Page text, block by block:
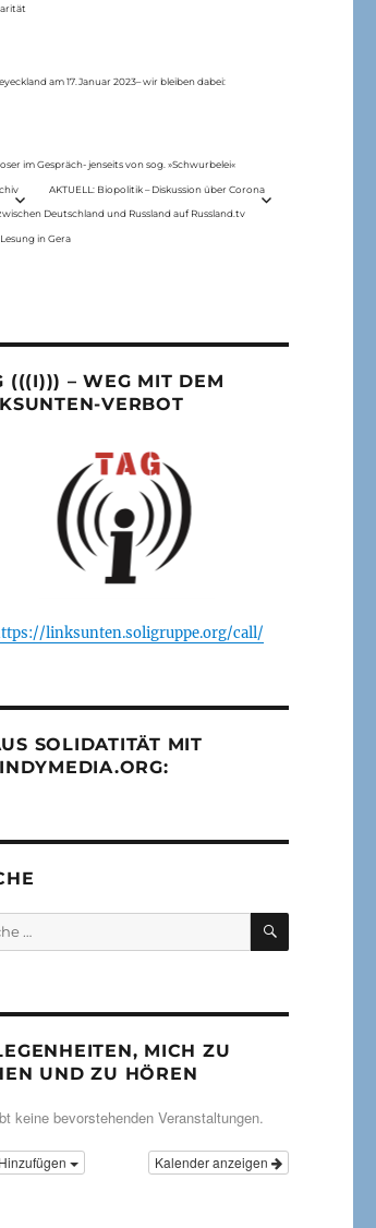
am 17.Januar 2023– wir bleiben dabei:
im Gespräch- jenseits von sog. »Schwurbelei«
AKTUELL: Biopolitik – Diskussion über Corona
Deutschland und Russland auf Russland.tv
in Gera
(((I))) – WEG MIT DEM
VERBOT
linksunten.soligruppe.org/call/
SOLIDATITÄT MIT
SUCHEN
MICH ZU
UND ZU HÖREN
keine bevorstehenden Veranstaltungen.
Kalender anzeigen
Hinzufügen